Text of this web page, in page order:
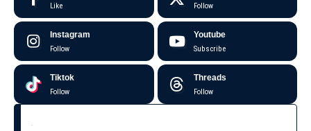
Like Follow
Instagram
Follow
Youtube
Subscribe
Tiktok
Follow
Threads
Follow